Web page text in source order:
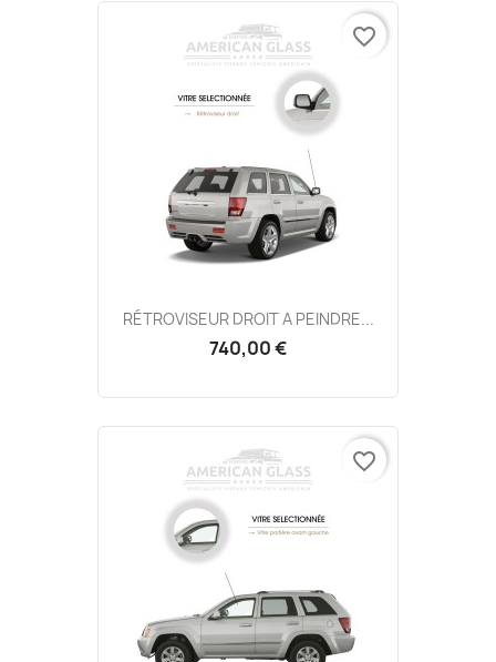
RÉTROVISEUR DROIT A PEINDRE...
740,00 €
favorite_border
favorite_border